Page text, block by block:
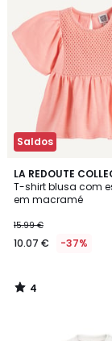
Saldos
LA REDOUTE
T-shirt blusa com
em macramé
15.99 €
10.07 € -37%
4
/
5
4
/